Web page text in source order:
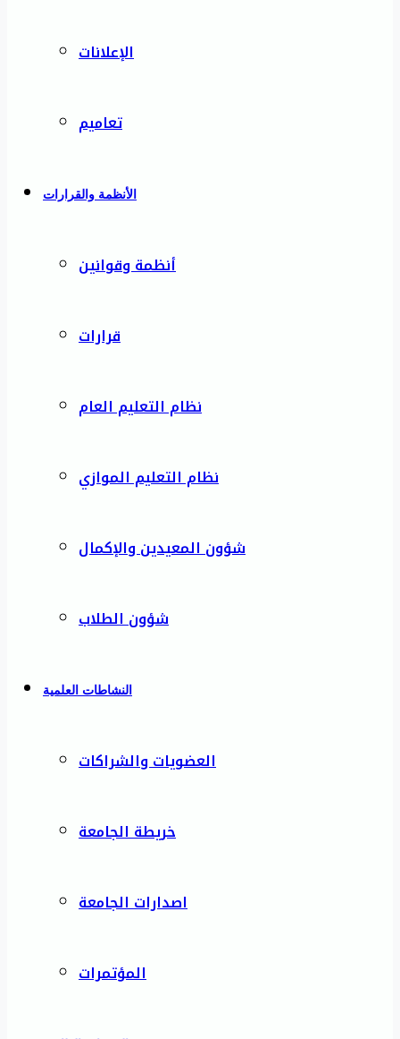
الإعلانات
تعاميم
الأنظمة والقرارات
أنظمة وقوانين
قرارات
نظام التعليم العام
نظام التعليم الموازي
شؤون المعيدين والإكمال
شؤون الطلاب
النشاطات العلمية
العضويات والشراكات
خريطة الجامعة
اصدارات الجامعة
المؤتمرات